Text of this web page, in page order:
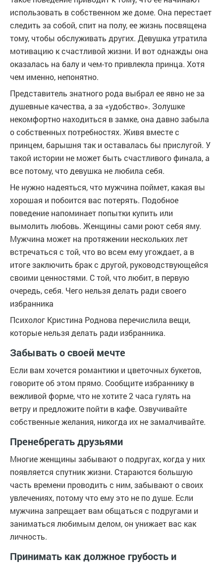
использовать в собственном же доме. Она перестает
следить за собой, спит на полу, ее жизнь посвящена
тому, чтобы обслуживать других. Девушка утратила
мотивацию к счастливой жизни. И вот однажды она
оказалась на балу и чем-то привлекла принца. Хотя
чем именно, непонятно.
Представитель знатного рода выбрал ее явно не за
душевные качества, а за «удобство». Золушке
некомфортно находиться в замке, она давно забыла
о собственных потребностях. Живя вместе с
принцем, барышня так и оставалась бы прислугой. У
такой истории не может быть счастливого финала, а
все потому, что девушка не любила себя.
Не нужно надеяться, что мужчина поймет, какая вы
хорошая и побоится вас потерять. Подобное
поведение напоминает попытки купить или
вымолить любовь. Женщины сами роют себя яму.
Мужчина может на протяжении нескольких лет
встречаться с той, что во всем ему угождает, а в
итоге заключить брак с другой, руководствующейся
своими ценностями. С той, что любит, в первую
очередь, себя. Чего нельзя делать ради своего
избранника
Психолог Кристина Роднова перечислила вещи,
которые нельзя делать ради избранника.
Забывать о своей мечте
Если вам хочется романтики и цветочных букетов,
говорите об этом прямо. Сообщите избраннику в
вежливой форме, что не хотите 2 часа гулять на
ветру и предложите пойти в кафе. Озвучивайте
собственные желания, никогда их не замалчивайте.
Пренебрегать друзьями
Многие женщины забывают о подругах, когда у них
появляется спутник жизни. Стараются большую
часть времени проводить с ним, забывают о своих
увлечениях, потому что ему это не по душе. Если
мужчина запрещает вам общаться с подругами и
заниматься любимым делом, он унижает вас как
личность.
Принимать как должное грубость и